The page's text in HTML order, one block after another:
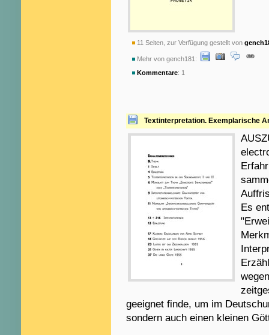
11 Seiten, zur Verfügung gestellt von
Mehr von gench181:
Kommentare: 1
Textinterpretation. Exemplarische
Es
geeignet finde, um im
sondern auch einen kleinen